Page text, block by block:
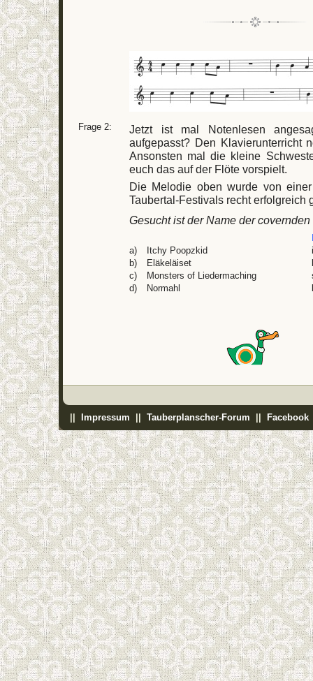
Frage 2:
Jetzt ist mal Notenlesen
aufgepasst? Den Klavierunterricht
Ansonsten mal die kleine
euch das auf der Flöte vorspielt.
Die Melodie oben wurde von
Taubertal-Festivals recht erfolgreich
Gesucht ist der Name der covernden
a)
Itchy Poopzkid
b)
Eläkeläiset
c)
Monsters of Liedermaching
d)
Normahl
Impressum Tauberplanscher-Forum Facebook